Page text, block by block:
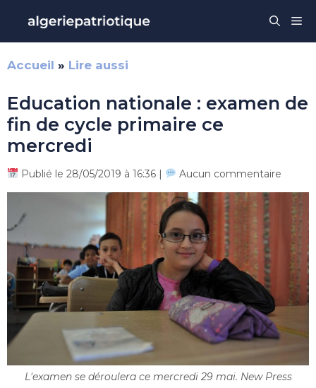
contenu
Accueil » Lire aussi
Education nationale : examen de
fin de cycle primaire ce
mercredi
Publié le 28/05/2019 à 16:36 | Aucun commentaire
L'examen se déroulera ce mercredi 29 mai. New Press